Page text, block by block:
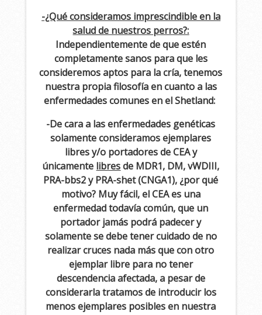
-¿Qué consideramos imprescindible en la
salud de nuestros perros?:
Independientemente de que estén
completamente sanos para que les
consideremos aptos para la cría, tenemos
nuestra propia filosofía en cuanto a las
enfermedades comunes en el Shetland:
-De cara a las enfermedades genéticas
solamente consideramos ejemplares
libres y/o portadores de CEA y
únicamente libresde MDR1, DM, vWDIII,
PRA-bbs2 y PRA-shet (CNGA1), ¿por qué
motivo? Muy fácil, el CEA es una
enfermedad todavía común, que un
portador jamás podrá padecer y
solamente se debe tener cuidado de no
realizar cruces nada más que con otro
ejemplar libre para no tener
descendencia afectada, a pesar de
considerarla tratamos de introducir los
menos ejemplares posibles en nuestra